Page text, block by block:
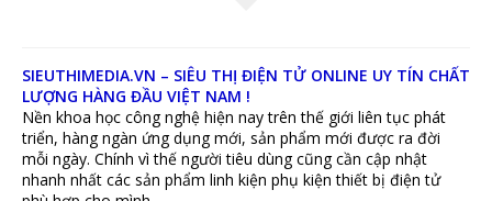
SIEUTHIMEDIA.VN – SIÊU THỊ ĐIỆN TỬ ONLINE UY TÍN CHẤT
LƯỢNG HÀNG ĐẦU VIỆT NAM !
Nền khoa học công nghệ hiện nay trên thế giới liên tục phát
triển, hàng ngàn ứng dụng mới, sản phẩm mới được ra đời
mỗi ngày. Chính vì thế người tiêu dùng cũng cần cập nhật
nhanh nhất các sản phẩm linh kiện phụ kiện thiết bị điện tử